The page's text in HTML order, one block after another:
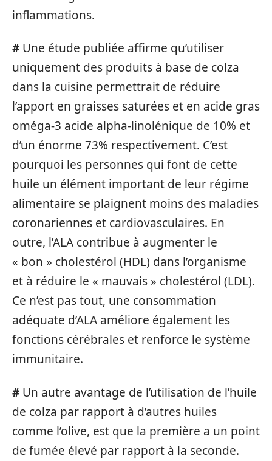
inflammations.
# Une étude publiée affirme qu’utiliser
uniquement des produits à base de colza
dans la cuisine permettrait de réduire
l’apport en graisses saturées et en acide gras
oméga-3 acide alpha-linolénique de 10% et
d’un énorme 73% respectivement. C’est
pourquoi les personnes qui font de cette
huile un élément important de leur régime
alimentaire se plaignent moins des maladies
coronariennes et cardiovasculaires. En
outre, l’ALA contribue à augmenter le
« bon » cholestérol (HDL) dans l’organisme
et à réduire le « mauvais » cholestérol (LDL).
Ce n’est pas tout, une consommation
adéquate d’ALA améliore également les
fonctions cérébrales et renforce le système
immunitaire.
# Un autre avantage de l’utilisation de l’huile
de colza par rapport à d’autres huiles
comme l’olive, est que la première a un point
de fumée élevé par rapport à la seconde.